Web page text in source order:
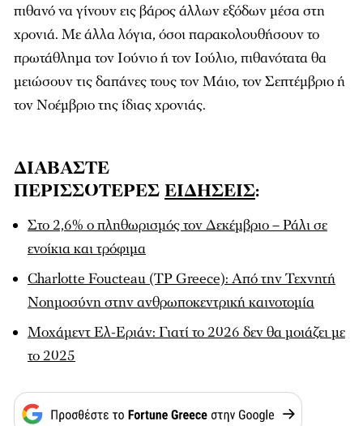
πιθανό να γίνουν εις βάρος άλλων εξόδων μέσα στη
χρονιά. Με άλλα λόγια, όσοι παρακολουθήσουν το
πρωτάθλημα τον Ιούνιο ή τον Ιούλιο, πιθανότατα θα
μειώσουν τις δαπάνες τους τον Μάιο, τον Σεπτέμβριο ή
τον Νοέμβριο της ίδιας χρονιάς.
ΔΙΑΒΑΣΤΕ
ΠΕΡΙΣΣΟΤΕΡΕΣ ΕΙΔΗΣΕΙΣ:
Στο 2,6% ο πληθωρισμός τον Δεκέμβριο – Ράλι σε
ενοίκια και τρόφιμα
Charlotte Foucteau (TP Greece): Από την Τεχνητή
Νοημοσύνη στην ανθρωποκεντρική καινοτομία
Μοχάμεντ Ελ-Εριάν: Γιατί το 2026 δεν θα μοιάζει με
το 2025